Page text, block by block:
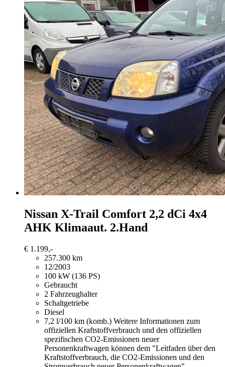
Nissan X-Trail Comfort 2,2 dCi 4x4
AHK Klimaaut. 2.Hand
€ 1.199,-
257.300 km
12/2003
100 kW (136 PS)
Gebraucht
2 Fahrzeughalter
Schaltgetriebe
Diesel
7,2 l/100 km (komb.) Weitere Informationen zum
offiziellen Kraftstoffverbrauch und den offiziellen
spezifischen CO2-Emissionen neuer
Personenkraftwagen können dem "Leitfaden über den
Kraftstoffverbrauch, die CO2-Emissionen und den